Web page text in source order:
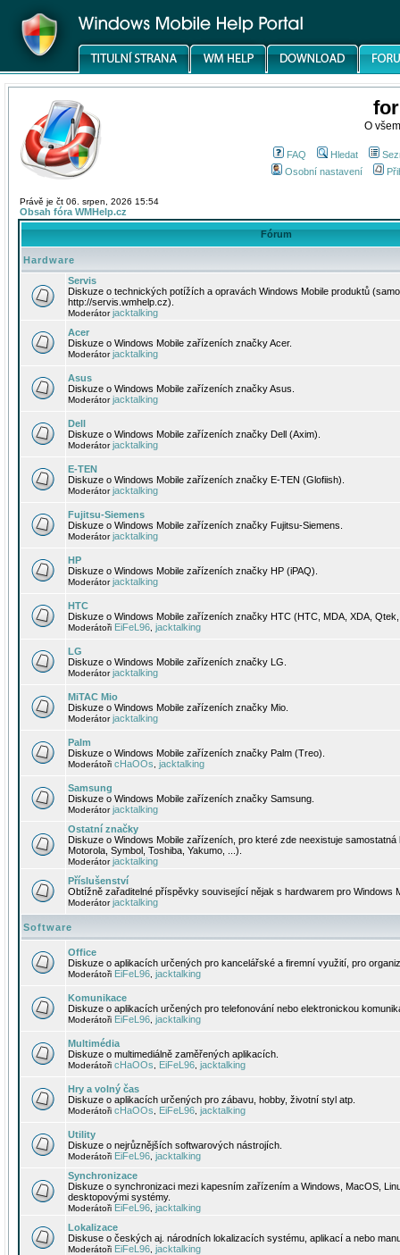
O
FAQ Hledat
Osobní nastavení
Právě je čt 06. srpen, 2026 15:54
Obsah fóra WMHelp.cz
Fórum
Hardware
Servis
Diskuze o technických potížích a opravách Windows Mobile produktů
http://servis.wmhelp.cz).
Moderátorjacktalking
Acer
Diskuze o Windows Mobile zařízeních značky Acer.
Moderátorjacktalking
Asus
Diskuze o Windows Mobile zařízeních značky Asus.
Moderátorjacktalking
Dell
Diskuze o Windows Mobile zařízeních značky Dell (Axim).
Moderátorjacktalking
E-TEN
Diskuze o Windows Mobile zařízeních značky E-TEN (Glofiish).
Moderátorjacktalking
Fujitsu-Siemens
Diskuze o Windows Mobile zařízeních značky Fujitsu-Siemens.
Moderátorjacktalking
HP
Diskuze o Windows Mobile zařízeních značky HP (iPAQ).
Moderátorjacktalking
HTC
Diskuze o Windows Mobile zařízeních značky HTC (HTC, MDA, XDA,
Moderátoři EiFeL96 jacktalking
LG
Diskuze o Windows Mobile zařízeních značky LG.
Moderátorjacktalking
MiTAC Mio
Diskuze o Windows Mobile zařízeních značky Mio.
Moderátorjacktalking
Palm
Diskuze o Windows Mobile zařízeních značky Palm (Treo).
Moderátoři cHaOOs jacktalking
Samsung
Diskuze o Windows Mobile zařízeních značky Samsung.
Moderátorjacktalking
Ostatní značky
Diskuze o Windows Mobile zařízeních, pro které zde neexistuje
Motorola, Symbol, Toshiba, Yakumo, ...).
Moderátorjacktalking
Příslušenství
Obtížně zařaditelné příspěvky související nějak s hardwarem pro Windows
Moderátorjacktalking
Software
Office
Diskuze o aplikacích určených pro kancelářské a firemní využití, pro
Moderátoři EiFeL96 jacktalking
Komunikace
Diskuze o aplikacích určených pro telefonování nebo elektronickou
Moderátoři EiFeL96 jacktalking
Multimédia
Diskuze o multimediálně zaměřených aplikacích.
Moderátoři cHaOOs EiFeL96 jacktalking
Hry a volný čas
Diskuze o aplikacích určených pro zábavu, hobby, životní styl atp.
Moderátoři cHaOOs EiFeL96 jacktalking
Utility
Diskuze o nejrůznějších softwarových nástrojích.
Moderátoři EiFeL96 jacktalking
Synchronizace
Diskuze o synchronizaci mezi kapesním zařízením a Windows, MacOS,
desktopovými systémy.
Moderátoři EiFeL96 jacktalking
Lokalizace
Diskuse o českých aj. národních lokalizacích systému, aplikací a nebo
Moderátoři EiFeL96 jacktalking